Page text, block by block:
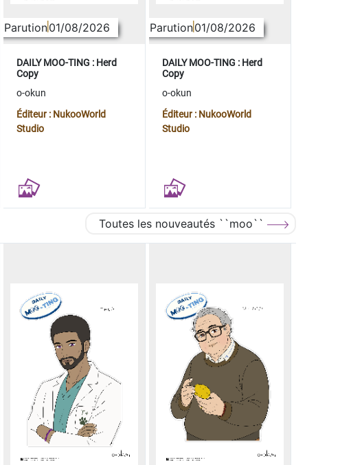
Parution01/08/2026
DAILY MOO-TING : Herd
Copy
o-okun
Éditeur : NukooWorld
Studio
Parution01/08/2026
DAILY MOO-TING : Herd
Copy
o-okun
Éditeur : NukooWorld
Studio
Toutes les nouveautés ``moo``